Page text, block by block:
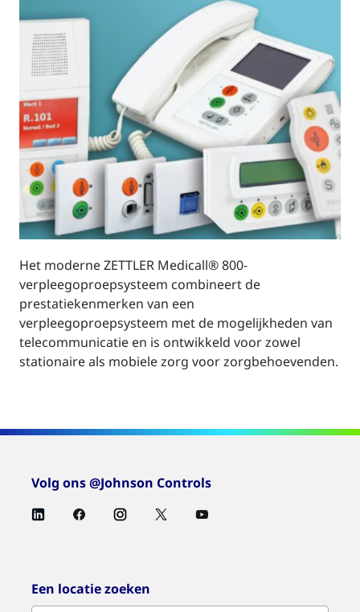
Het moderne ZETTLER Medicall® 800-
verpleegoproepsysteem combineert de
prestatiekenmerken van een
verpleegoproepsysteem met de mogelijkheden van
telecommunicatie en is ontwikkeld voor zowel
stationaire als mobiele zorg voor zorgbehoevenden.
Volg ons @Johnson Controls
Een locatie zoeken